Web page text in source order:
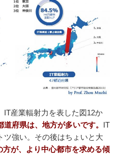
産業輻射力を表した図12か
道府県は、地方が多いです。 IT
ツ強い。その後はちょいと大
方が、より中心都市を求める傾